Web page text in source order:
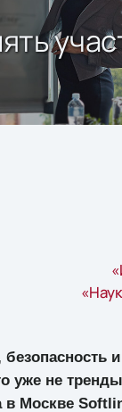
уже не
в Москве